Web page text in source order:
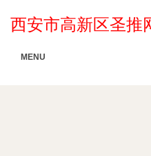
西安市高新区圣推
MENU